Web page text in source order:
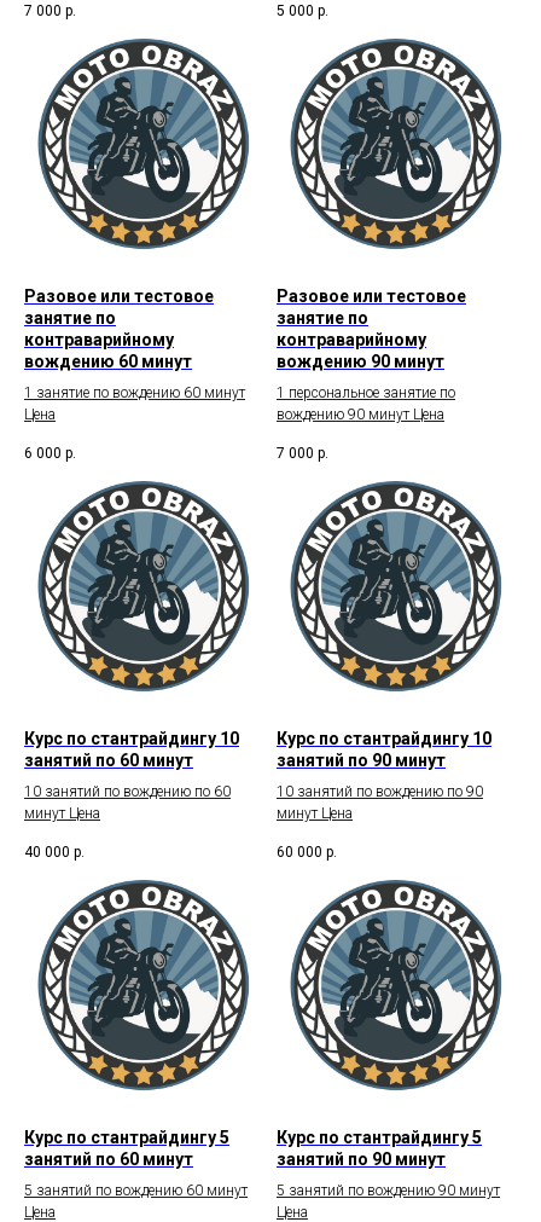
7 000 р. 5 000 р.
Разовое или тестовое
занятие по
контраварийному
вождению 60 минут
1 занятие по вождению 60 минут
Цена
6 000 р.
Разовое или тестовое
занятие по
контраварийному
вождению 90 минут
1 персональное занятие по
вождению 90 минут Цена
7 000 р.
Курс по стантрайдингу 10
занятий по 60 минут
10 занятий по вождению по 60
минут Цена
40 000 р.
Курс по стантрайдингу 10
занятий по 90 минут
10 занятий по вождению по 90
минут Цена
60 000 р.
Курс по стантрайдингу 5
занятий по 60 минут
5 занятий по вождению 60 минут
Цена
Курс по стантрайдингу 5
занятий по 90 минут
5 занятий по вождению 90 минут
Цена